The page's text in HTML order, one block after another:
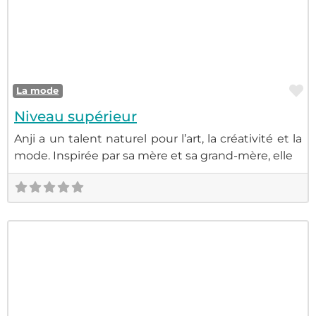
médias
La mode
Niveau supérieur
Anji a un talent naturel pour l’art, la créativité et la
mode. Inspirée par sa mère et sa grand-mère, elle